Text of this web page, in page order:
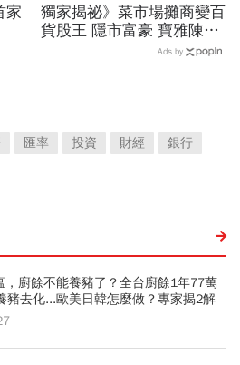
家
獨家揭祕》菜市場攤商變百
貨股王 隱市富豪 寶雅陳建
Ads by
匯率 投資 財經
銀行
，廚餘不能養豬了？全台廚餘1年77萬
豬去化...歐美日韓怎麼做？專家揭2解